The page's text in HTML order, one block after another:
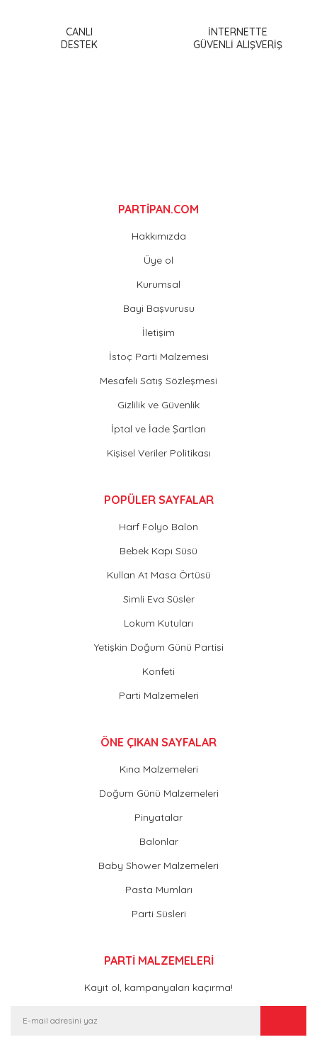
Ürün açıklamasında eksik bilgiler bulunuyor.
Ürün bilgilerinde hatalar bulunuyor.
CANLI
DESTEK
İNTERNETTE
GÜVENLİ ALIŞVERİŞ
PARTİPAN.COM
Hakkımızda
Üye ol
Kurumsal
Bayi Başvurusu
İletişim
İstoç Parti Malzemesi
Mesafeli Satış Sözleşmesi
Gizlilik ve Güvenlik
İptal ve İade Şartları
Kişisel Veriler Politikası
POPÜLER SAYFALAR
Harf Folyo Balon
Bebek Kapı Süsü
Kullan At Masa Örtüsü
Simli Eva Süsler
Lokum Kutuları
Yetişkin Doğum Günü Partisi
Konfeti
Parti Malzemeleri
ÖNE ÇIKAN SAYFALAR
Kına Malzemeleri
Doğum Günü Malzemeleri
Pinyatalar
Balonlar
Baby Shower Malzemeleri
Pasta Mumları
Parti Süsleri
PARTİ MALZEMELERİ
Kayıt ol, kampanyaları kaçırma!